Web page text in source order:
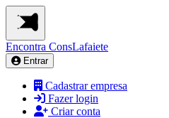
Encontra ConsLafaiete
Entrar
Cadastrar empresa
Fazer login
Criar conta